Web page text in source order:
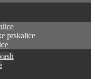
prskalice